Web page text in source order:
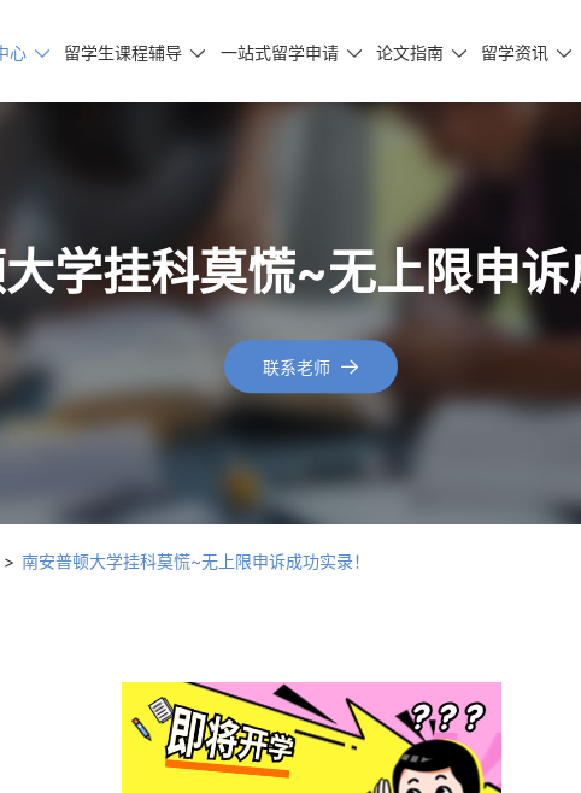
心  留学生课程辅导  一站式留学申请  论文指南  留学资讯 
学挂科莫慌~无上限申
联系老师 
南安普顿大学挂科莫慌~无上限申诉成功实录！